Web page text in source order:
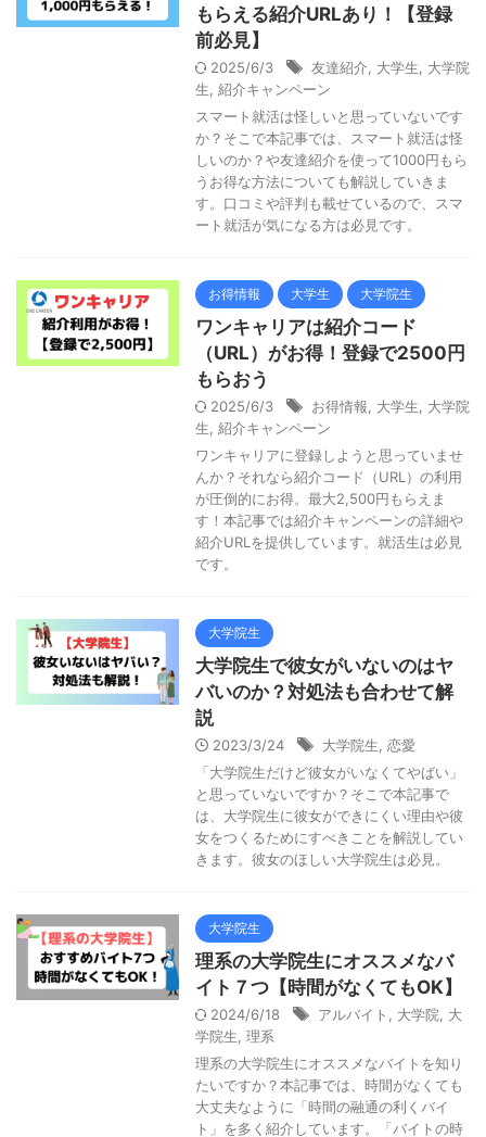
もらえる紹介URLあり！【登録
前必見】
2025/6/3 友達紹介 大学生
大学院
生 紹介キャンペーン
スマート就活は怪しいと思っていないです
か？そこで本記事では、スマート就活は怪
しいのか？や友達紹介を使って1000円もら
うお得な方法についても解説していきま
す。口コミや評判も載せているので、スマ
ート就活が気になる方は必見です。
お得情報 大学生 大学院生
ワンキャリアは紹介コード
（URL）がお得！登録で2500円
もらおう
2025/6/3 お得情報 大学生
大学院
生 紹介キャンペーン
ワンキャリアに登録しようと思っていませ
んか？それなら紹介コード（URL）の利用
が圧倒的にお得。最大2,500円もらえま
す！本記事では紹介キャンペーンの詳細や
紹介URLを提供しています。就活生は必見
です。
大学院生
大学院生で彼女がいないのはヤ
バいのか？対処法も合わせて解
説
2023/3/24 大学院生 恋愛
「大学院生だけど彼女がいなくてやばい」
と思っていないですか？そこで本記事で
は、大学院生に彼女ができにくい理由や彼
女をつくるためにすべきことを解説してい
きます。彼女のほしい大学院生は必見。
大学院生
理系の大学院生にオススメなバ
イト７つ【時間がなくてもOK】
2024/6/18 アルバイト 大学院
大
学院生 理系
理系の大学院生にオススメなバイトを知り
たいですか？本記事では、時間がなくても
大丈夫なように「時間の融通の利くバイ
ト」を多く紹介しています。「バイトの時